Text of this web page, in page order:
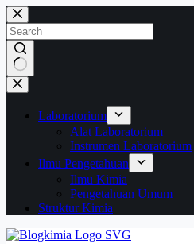
Skip
to
content
No
results
Laboratorium
Alat Laboratorium
Instrumen Laboratorium
Ilmu Pengetahuan
Ilmu Kimia
Pengetahuan Umum
Struktur Kimia